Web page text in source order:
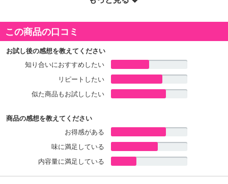
この商品の口コミ
お試し後の感想を教えてください
知り合いにおすすめしたい
リピートしたい
似た商品もお試ししたい
商品の感想を教えてください
お得感がある
味に満足している
内容量に満足している